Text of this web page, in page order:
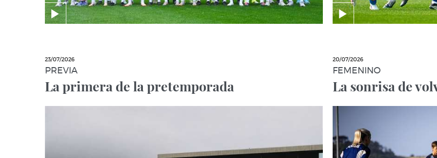
23/07/2026
PREVIA
La primera de la pretemporada
20/07/2026
FEMENINO
La sonrisa de